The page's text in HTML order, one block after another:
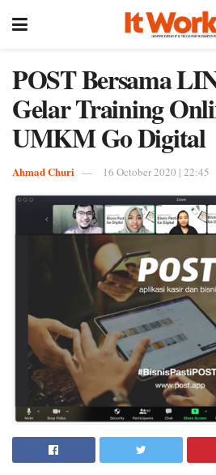
POST Bersama
Gelar Training
UMKM Go Digital
Ahmad Churi 16 October 2020 | 22:45